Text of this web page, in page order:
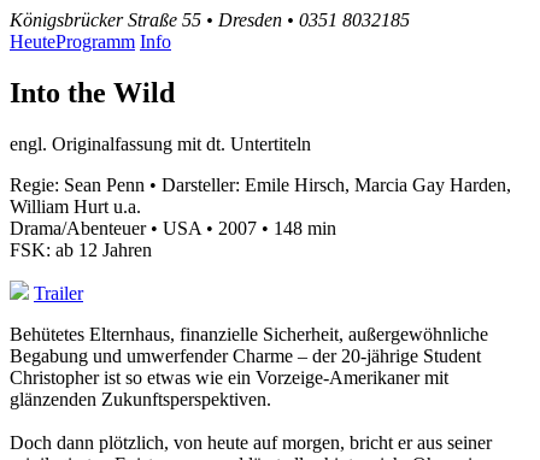
Königsbrücker Straße 55 • Dresden • 0351 8032185
HeuteProgramm Info
Into the Wild
engl. Originalfassung mit dt. Untertiteln
Regie: Sean Penn • Darsteller: Emile Hirsch, Marcia Gay Harden,
William Hurt u.a.
Drama/Abenteuer • USA • 2007 • 148 min
FSK: ab 12 Jahren
Trailer
Behütetes Elternhaus, finanzielle Sicherheit, außergewöhnliche
Begabung und umwerfender Charme – der 20-jährige Student
Christopher ist so etwas wie ein Vorzeige-Amerikaner mit
glänzenden Zukunftsperspektiven.
Doch dann plötzlich, von heute auf morgen, bricht er aus seiner